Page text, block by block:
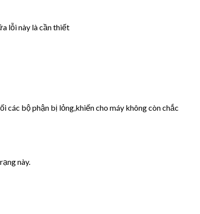
lỗi này là cần thiết
các bộ phận bị lỏng,khiến cho máy không còn chắc
này.